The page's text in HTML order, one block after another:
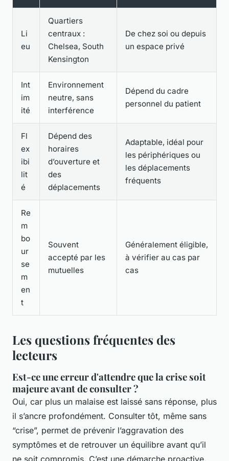
Li
eu
Quartiers
centraux :
Chelsea, South
Kensington
De chez soi ou depuis
un espace privé
Int
im
ité
Environnement
neutre, sans
interférence
Dépend du cadre
personnel du patient
Fl
ex
ibi
lit
é
Dépend des
horaires
d’ouverture et
des
déplacements
Adaptable, idéal pour
les périphériques ou
les déplacements
fréquents
Re
m
bo
ur
se
m
en
t
Souvent
accepté par les
mutuelles
Généralement éligible,
à vérifier au cas par
cas
Les questions fréquentes des
lecteurs
Est-ce une erreur d'attendre que la crise soit
majeure avant de consulter ?
Oui, car plus un malaise est laissé sans réponse, plus
il s’ancre profondément. Consulter tôt, même sans
“crise”, permet de prévenir l’aggravation des
symptômes et de retrouver un équilibre avant qu’il